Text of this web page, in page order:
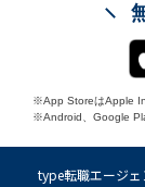
※App StoreはApple
※Android、Google
type転職エージェ